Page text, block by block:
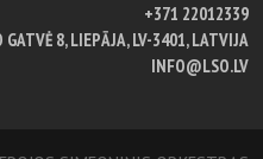
+371 22012339
GATVĖ 8, LIEPĀJA, LV-3401, LATVIJA
INFO@LSO.LV